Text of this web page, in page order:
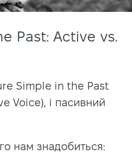
Past: Active vs.
Simple in the Past
Voice), і пасивний
нам знадобиться: